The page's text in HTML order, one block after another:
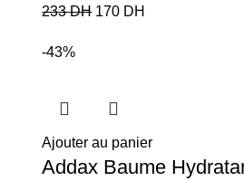
233DH 170 DH
-43%
Ajouter au panier
Addax Baume